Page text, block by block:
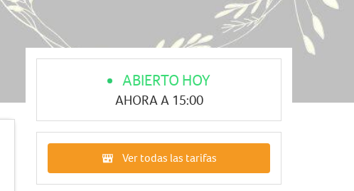
ABIERTO HOY
AHORA A 15:00
Ver todas las tarifas